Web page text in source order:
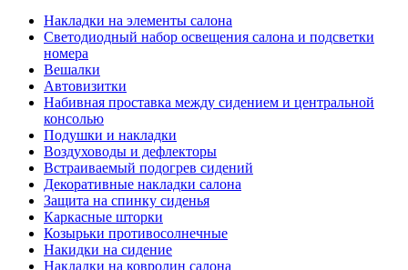
Накладки на элементы салона
Светодиодный набор освещения салона и подсветки
номера
Вешалки
Автовизитки
Набивная проставка между сидением и центральной
консолью
Подушки и накладки
Воздуховоды и дефлекторы
Встраиваемый подогрев сидений
Декоративные накладки салона
Защита на спинку сиденья
Каркасные шторки
Козырьки противосолнечные
Накидки на сидение
Накладки на ковролин салона